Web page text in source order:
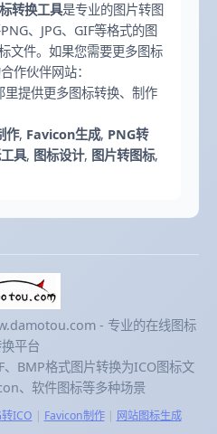
转换工具是专业的图片转图
、JPG、GIF等格式的图
文件。如果您需要更多图标
作伙伴网站：
里提供更多图标转换、制作
作, Favicon生成, PNG转
具, 图标设计, 图片转图标,
- 专业的在线图标
平台
、BMP格式图片转换为ICO图标文
、软件图标等多种场景
ICO | Favicon制作| 网站图标生成